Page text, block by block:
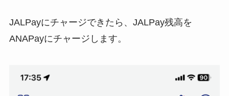
JALPayにチャージできたら、JALPay残高を
ANAPayにチャージします。